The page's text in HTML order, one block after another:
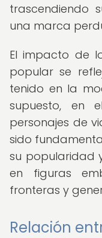
trascendiendo
una marca
El impacto de
popular se
tenido en la
supuesto, en
personajes de
sido
su popularidad
en figuras
fronteras y
Relación